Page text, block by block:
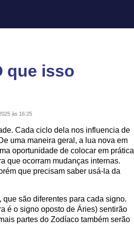
que isso
às 16:25
Cada ciclo dela nos influencia de
uma maneira geral, a lua nova em
oportunidade de colocar em prática
que ocorram mudanças internas.
que precisam saber usá-la da
são diferentes para cada signo.
é o signo oposto de Áries) sentirão
partes do Zodíaco também serão